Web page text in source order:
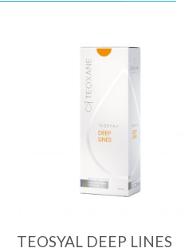
Quick View
TEOSYAL DEEP LINES